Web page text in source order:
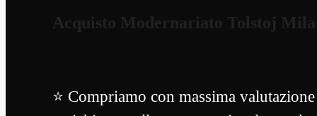
Acquisto Modernariato Tolstoj
⭐ Compriamo con massima